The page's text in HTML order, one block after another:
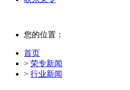
您的位置：
首页
> 荣专新闻
> 行业新闻